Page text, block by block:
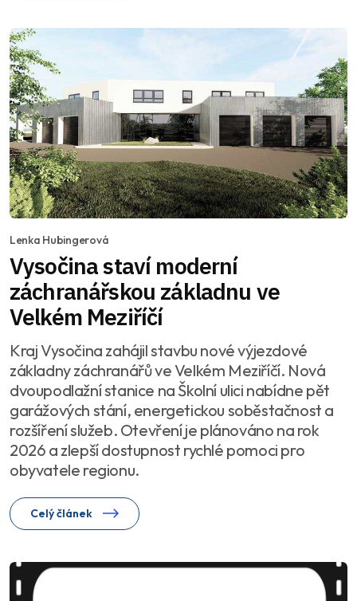
Lenka Hubingerová
Vysočina staví moderní
záchranářskou základnu ve
Velkém Meziříčí
Kraj Vysočina zahájil stavbu nové výjezdové
základny záchranářů ve Velkém Meziříčí. Nová
dvoupodlažní stanice na Školní ulici nabídne pět
garážových stání, energetickou soběstačnost a
rozšíření služeb. Otevření je plánováno na rok
2026 a zlepší dostupnost rychlé pomoci pro
obyvatele regionu.
Celý článek